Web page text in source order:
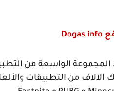
Dogas info
المجموعة الواسعة من
الآلاف من التطبيقات